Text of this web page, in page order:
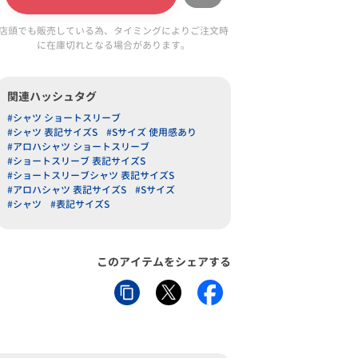
頭でも販売している為、タイミングによりご注文時
に在庫切れとなる場合があります。
関連ハッシュタグ
#シャツ ショートスリーブ
#シャツ 表記サイズS
#Sサイズ 使用感あり
#アロハシャツ ショートスリーブ
#ショートスリーブ 表記サイズS
#ショートスリーブシャツ 表記サイズS
#アロハシャツ 表記サイズS
#Sサイズ
#シャツ
#表記サイズS
このアイテムをシェアする